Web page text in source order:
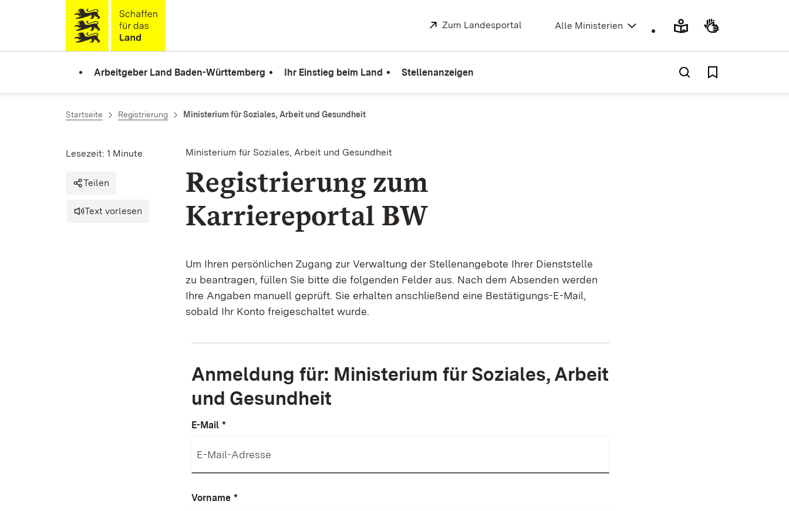
Zum Inhalt springen
Link zur Startseite
Extern:
Zum Landesportal (Öffnet in neuem Fenster)
Alle Ministerien
Arbeitgeber Land Baden-Württemberg Ihr Einstieg beim Land Stellenanzeigen
Startseite Registrierung Ministerium für Soziales, Arbeit und Gesundheit
Ministerium für Soziales, Arbeit und Gesundheit
Registrierung zum
Karriereportal BW
Lesezeit: 1 Minute
Teilen
Text vorlesen
Um Ihren persönlichen Zugang zur Verwaltung der Stellenangebote Ihrer Dienststelle
zu beantragen, füllen Sie bitte die folgenden Felder aus. Nach dem Absenden werden
Ihre Angaben manuell geprüft. Sie erhalten anschließend eine Bestätigungs-E-Mail,
sobald Ihr Konto freigeschaltet wurde.
Anmeldung für: Ministerium für Soziales, Arbeit
und Gesundheit
E-Mail *
Vorname *